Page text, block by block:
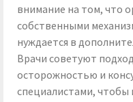
внимание на том, что
собственными
нуждается в
Врачи советуют
осторожностью и
специалистами, чтобы